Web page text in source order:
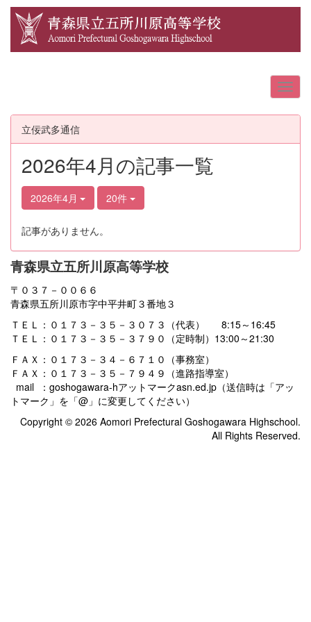
立佞武多通信
2026年4月の記事一覧
2026年4月 20件
記事がありません。
青森県立五所川原高等学校
〒０３７－００６６
青森県五所川原市字中平井町３番地３
ＴＥＬ：０１７３－３５－３０７３（代表） 8:15～16:45
ＴＥＬ：０１７３－３５－３７９０（定時制）13:00～21:30
ＦＡＸ：０１７３－３４－６７１０（事務室）
ＦＡＸ：０１７３－３５－７９４９（進路指導室）
mail ：goshogawara-hアットマークasn.ed.jp（送信時は「アッ
トマーク」を「@」に変更してください）
Copyright © 2026 Aomori Prefectural Goshogawara Highschool.
All Rights Reserved.